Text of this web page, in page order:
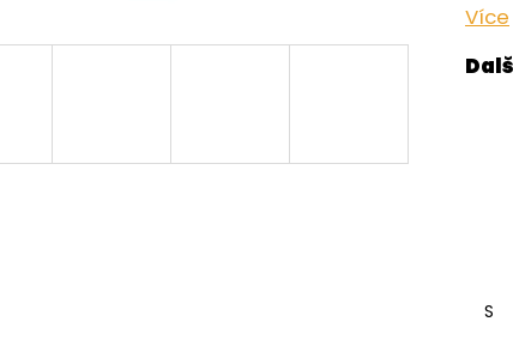
Více
S